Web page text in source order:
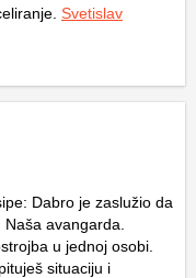
Svetislav
Dabro je zaslužio da
avangarda.
u jednoj osobi.
situaciju i